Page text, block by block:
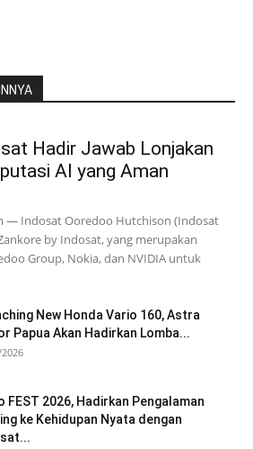
Hadir Jawab Lonjakan
AI yang Aman
— Indosat Ooredoo Hutchison (Indosat
by Indosat, yang merupakan
Group, Nokia, dan NVIDIA untuk
New Honda Vario 160, Astra
Papua Akan Hadirkan Lomba...
FEST 2026, Hadirkan Pengalaman
ke Kehidupan Nyata dengan